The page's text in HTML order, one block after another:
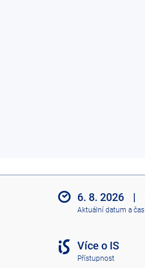
6. 8. 2026 |
Aktuální datum a čas
Více o IS
Přístupnost